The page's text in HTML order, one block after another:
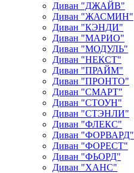
Диван "ДЖАЙВ"
Диван "ЖАСМИН"
Диван "КЭНДИ"
Диван "МАРИО"
Диван "МОДУЛЬ"
Диван "НЕКСТ"
Диван "ПРАЙМ"
Диван "ПРОНТО"
Диван "СМАРТ"
Диван "СТОУН"
Диван "СТЭНЛИ"
Диван "ФЛЕКС"
Диван "ФОРВАРД"
Диван "ФОРЕСТ"
Диван "ФЬОРД"
Диван "ХАНС"